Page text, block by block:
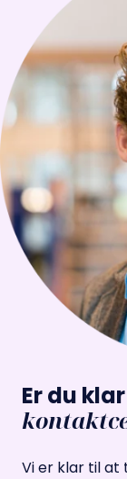
Er du
Vi er klar til at